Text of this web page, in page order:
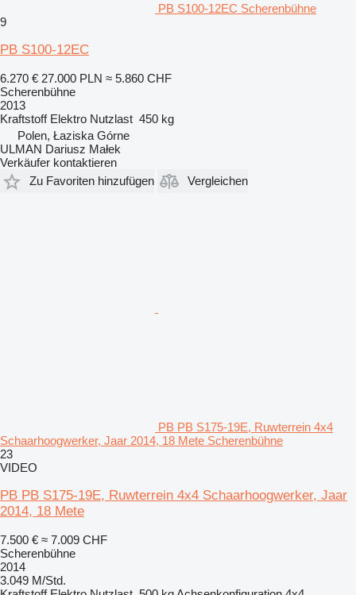
PB S100-12EC Scherenbühne
9
PB S100-12EC
6.270 € 27.000 PLN ≈ 5.860 CHF
Scherenbühne
2013
Kraftstoff Elektro Nutzlast 450 kg
Polen, Łaziska Górne
ULMAN Dariusz Małek
Verkäufer kontaktieren
Zu Favoriten hinzufügen
Vergleichen
PB PB S175-19E, Ruwterrein 4x4
Schaarhoogwerker, Jaar 2014, 18 Mete Scherenbühne
23
VIDEO
PB PB S175-19E, Ruwterrein 4x4 Schaarhoogwerker, Jaar
2014, 18 Mete
7.500 € ≈ 7.009 CHF
Scherenbühne
2014
3.049 M/Std.